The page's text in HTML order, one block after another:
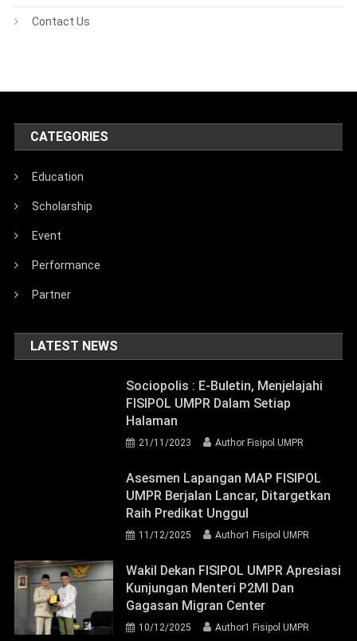
Contact Us
CATEGORIES
Education
Scholarship
Event
Performance
Partner
LATEST NEWS
Sociopolis : E-Buletin, Menjelajahi
FISIPOL UMPR Dalam Setiap
Halaman
21/11/2023 Author Fisipol UMPR
Asesmen Lapangan MAP FISIPOL
UMPR Berjalan Lancar, Ditargetkan
Raih Predikat Unggul
11/12/2025 Author1 Fisipol UMPR
Wakil Dekan FISIPOL UMPR Apresiasi
Kunjungan Menteri P2MI Dan
Gagasan Migran Center
10/12/2025 Author1 Fisipol UMPR